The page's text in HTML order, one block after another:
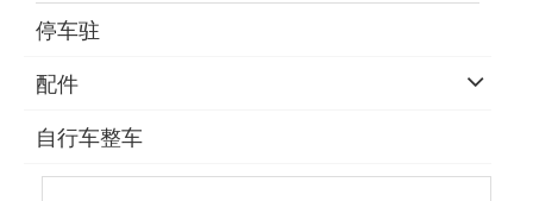
停车驻
配件
自行车整车